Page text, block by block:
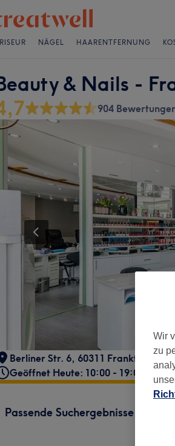
NÄGEL HAARENTFERNUNG
& Nails -
904
Berliner Str. 6, 60311 Frankfurt am
Geöffnet Heute: 10:00 - 19:00
Passende Suchergebnisse
Wir
zu